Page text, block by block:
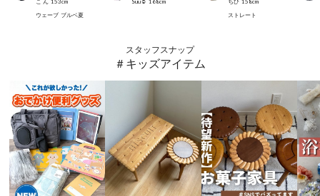
ウェーブ ブルベ夏
ストレート
スタッフスナップ
＃キッズアイテム